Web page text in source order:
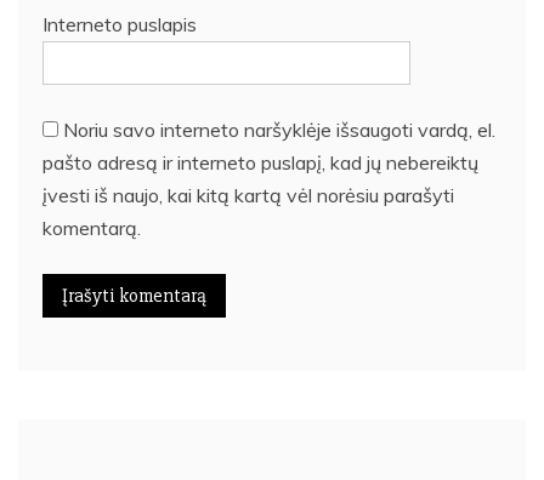
Interneto puslapis
Noriu savo interneto naršyklėje išsaugoti vardą, el.
pašto adresą ir interneto puslapį, kad jų nebereiktų
įvesti iš naujo, kai kitą kartą vėl norėsiu parašyti
komentarą.